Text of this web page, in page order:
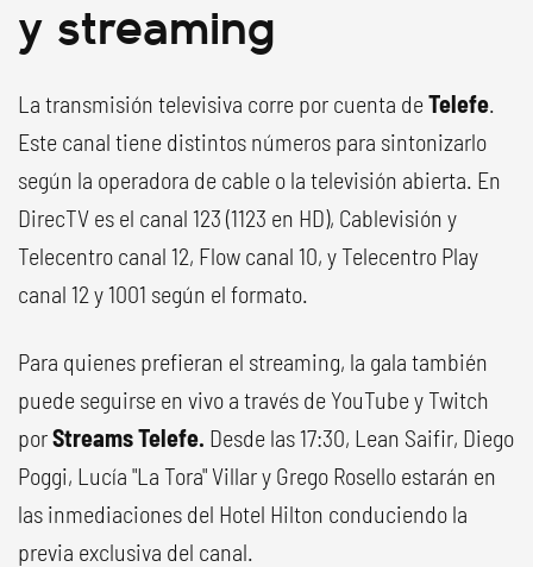
y streaming
La transmisión televisiva corre por cuenta deTelefe.
Este canal tiene distintos números para sintonizarlo
según la operadora de cable o la televisión abierta. En
DirecTV es el canal 123 (1123 en HD), Cablevisión y
Telecentro canal 12, Flow canal 10, y Telecentro Play
canal 12 y 1001 según el formato.
Para quienes prefieran el streaming, la gala también
puede seguirse en vivo a través de YouTube y Twitch
porStreams Telefe. Desde las 17:30, Lean Saifir, Diego
Poggi, Lucía "La Tora" Villar y Grego Rosello estarán en
las inmediaciones del Hotel Hilton conduciendo la
previa exclusiva del canal.